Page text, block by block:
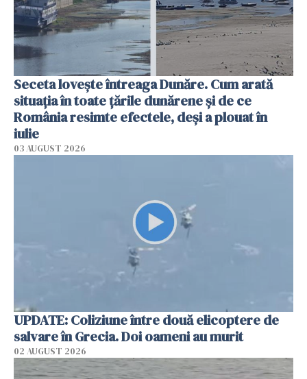
Seceta lovește întreaga Dunăre. Cum arată
situația în toate țările dunărene și de ce
România resimte efectele, deși a plouat în
iulie
03 AUGUST 2026
UPDATE: Coliziune între două elicoptere de
salvare în Grecia. Doi oameni au murit
02 AUGUST 2026